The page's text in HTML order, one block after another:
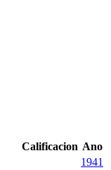
Calificacion Ano
1941